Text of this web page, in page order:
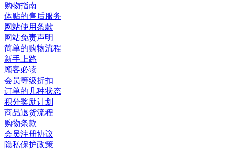
购物指南
体贴的售后服务
网站使用条款
网站免责声明
简单的购物流程
新手上路
顾客必读
会员等级折扣
订单的几种状态
积分奖励计划
商品退货流程
购物条款
会员注册协议
隐私保护政策